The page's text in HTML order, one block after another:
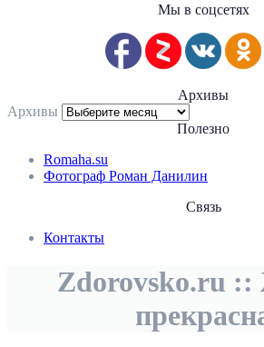
Мы в соцсетях
Архивы
Архивы
Полезно
Romaha.su
Фотограф Роман Данилин
Связь
Контакты
Zdorovsko.ru